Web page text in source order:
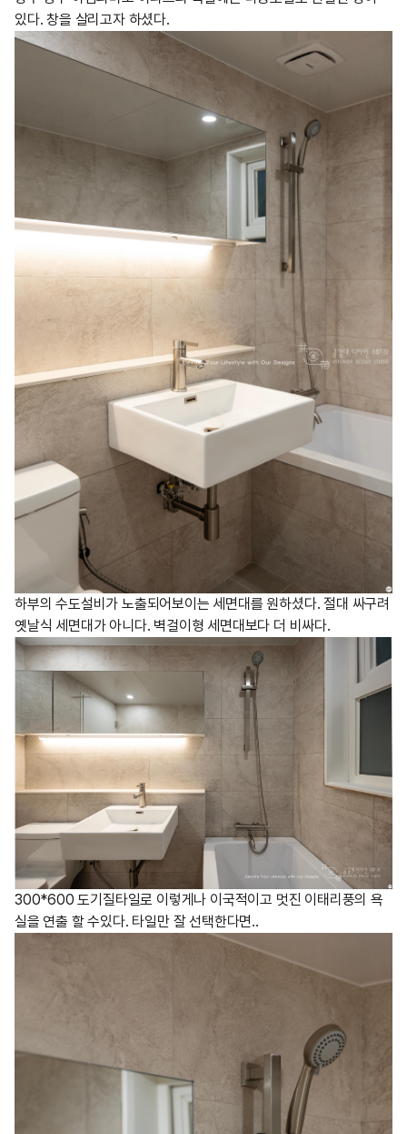
있다. 창을 살리고자 하셨다.
하부의 수도설비가 노출되어보이는 세면대를 원하셨다. 절대 싸구려
옛날식 세면대가 아니다. 벽걸이형 세면대보다 더 비싸다.
300*600 도기질타일로 이렇게나 이국적이고 멋진 이태리풍의 욕
실을 연출 할 수있다. 타일만 잘 선택한다면..